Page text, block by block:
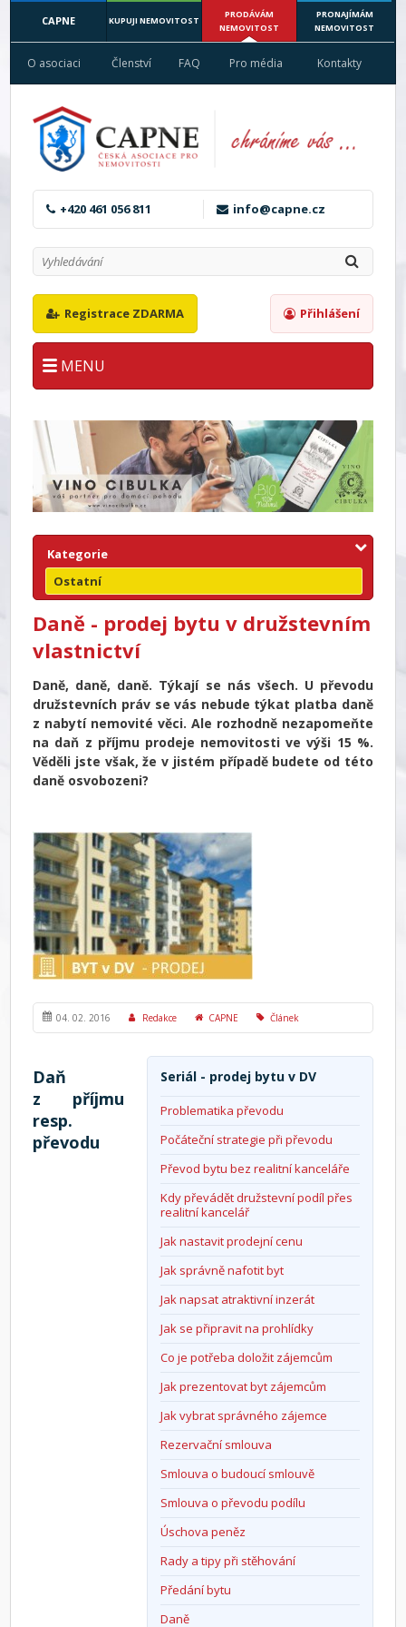
CAPNE KUPUJI NEMOVITOST
PRODÁVÁM
NEMOVITOST
PRONAJÍMÁM
NEMOVITOST
O asociaci Členství FAQ Pro média Kontakty
+420 461 056 811 info@capne.cz
Registrace ZDARMA Přihlášení
MENU
Kategorie
Ostatní
Daně - prodej bytu v družstevním
vlastnictví
Daně, daně, daně. Týkají se nás všech. U převodu
družstevních práv se vás nebude týkat platba daně
z nabytí nemovité věci. Ale rozhodně nezapomeňte
na daň z příjmu prodeje nemovitosti ve výši 15 %.
Věděli jste však, že v jistém případě budete od této
daně osvobozeni?
04. 02. 2016 Redakce CAPNE Článek
Seriál - prodej bytu v DV
Problematika převodu
Počáteční strategie při převodu
Převod bytu bez realitní kanceláře
Kdy převádět družstevní podíl přes
realitní kancelář
Jak nastavit prodejní cenu
Jak správně nafotit byt
Jak napsat atraktivní inzerát
Jak se připravit na prohlídky
Co je potřeba doložit zájemcům
Jak prezentovat byt zájemcům
Jak vybrat správného zájemce
Rezervační smlouva
Smlouva o budoucí smlouvě
Smlouva o převodu podílu
Úschova peněz
Rady a tipy při stěhování
Předání bytu
Daně
Daň
z příjmu
resp.
převodu